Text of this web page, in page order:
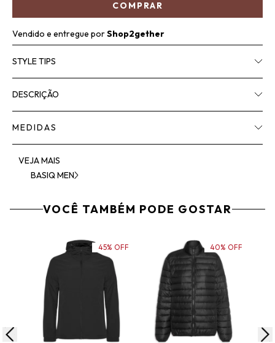
COMPRAR
Vendido e entregue porShop2gether
STYLE TIPS
DESCRIÇÃO
MEDIDAS
VEJA MAIS
BASIQ MEN
VOCÊ TAMBÉM PODE GOSTAR
45% OFF 40% OFF